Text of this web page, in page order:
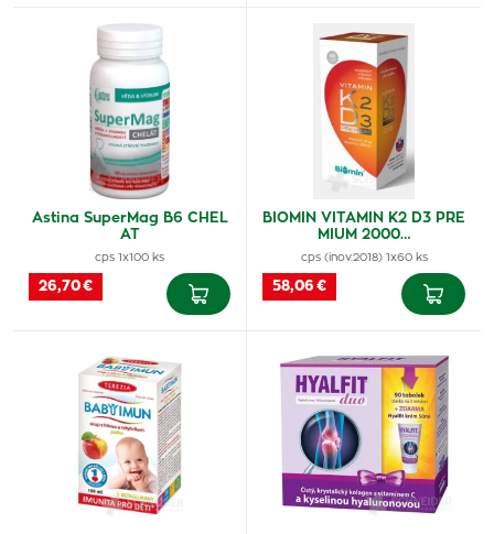
Astina SuperMag B6 CHEL
AT
cps 1x100 ks
26,70 €
BIOMIN VITAMIN K2 D3 PRE
MIUM 2000…
cps (inov.2018) 1x60 ks
58,06 €